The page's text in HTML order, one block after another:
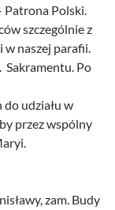
Patrona Polski.
szczególnie z
w naszej parafii.
Sakramentu. Po
do udziału w
przez wspólny
zam. Budy